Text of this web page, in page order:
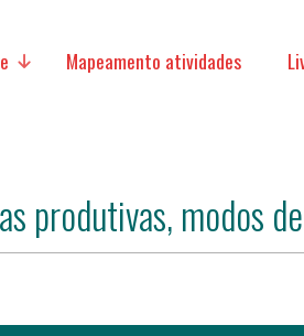
Mapeamento atividades
produtivas, modos